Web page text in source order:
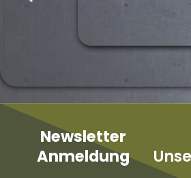
Newsletter
Anmeldung